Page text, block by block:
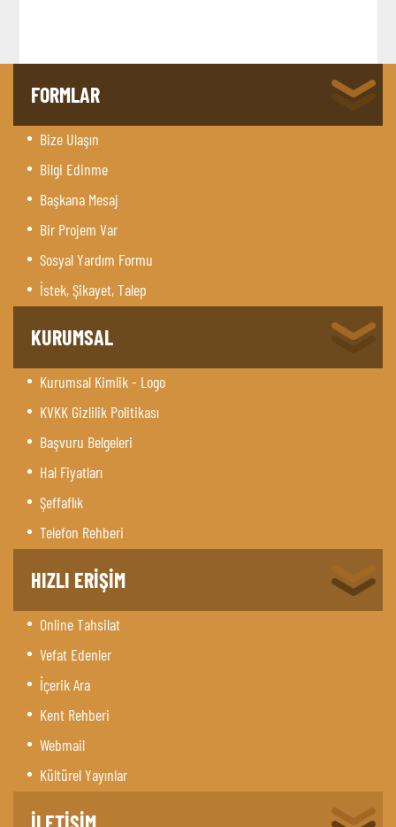
FORMLAR
Bize Ulaşın
Bilgi Edinme
Başkana Mesaj
Bir Projem Var
Sosyal Yardım Formu
İstek, Şikayet, Talep
KURUMSAL
Kurumsal Kimlik - Logo
KVKK Gizlilik Politikası
Başvuru Belgeleri
Hal Fiyatları
Şeffaflık
Telefon Rehberi
HIZLI ERİŞİM
Online Tahsilat
Vefat Edenler
İçerik Ara
Kent Rehberi
Webmail
Kültürel Yayınlar